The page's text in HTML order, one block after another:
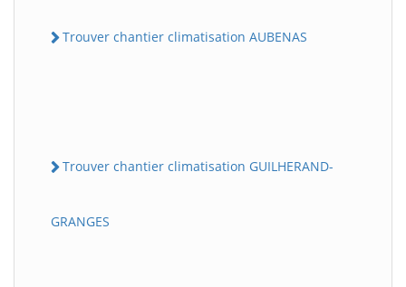
Trouver chantier climatisation AUBENAS
Trouver chantier climatisation GUILHERAND-
GRANGES